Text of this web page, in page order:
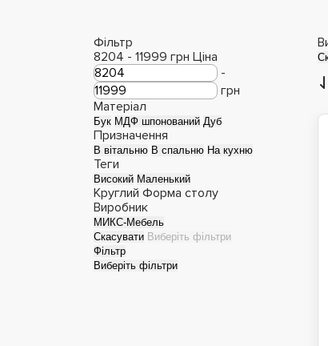
Фільтр
8204 - 11999 грн Ціна
-
грн
Матеріал
Бук МДФ шпонований Дуб
Призначення
В вітальню В спальню На кухню
Теги
Високий Маленький
Круглий Форма столу
Виробник
МИКС-Мебель
Скасувати Виберіть фільтри
Фільтр
Виберіть фільтри